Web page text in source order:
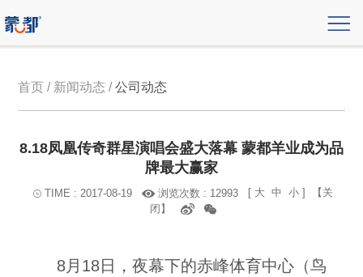
首页 / 新闻动态 /公司动态
8.18凤凰传奇群星演唱会盛大落幕 蒙都羊业成为品
牌最大赢家
TIME : 2017-08-19 浏览次数 : 12993 [ 大 中 小 ]
【关
闭】
8月18日，夜幕下的赤峰体育中心（鸟